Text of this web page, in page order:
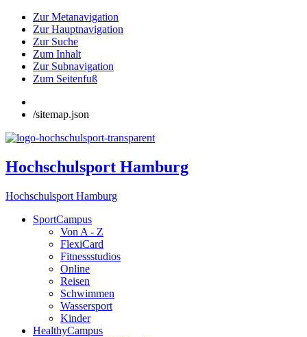
Zur Metanavigation
Zur Hauptnavigation
Zur Suche
Zum Inhalt
Zur Subnavigation
Zum Seitenfuß
/sitemap.json
Hochschulsport Hamburg
Hochschulsport Hamburg
SportCampus
Von A - Z
FlexiCard
Fitnessstudios
Online
Reisen
Schwimmen
Wassersport
Kinder
HealthyCampus